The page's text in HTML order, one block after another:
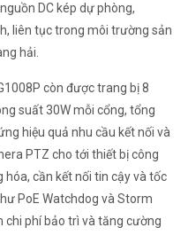
DC kép dự phòng,
liên tục trong môi trường sản
hải.
còn được trang bị 8
suất 30W mỗi cổng, tổng
hiệu quả nhu cầu kết nối và
PTZ cho tới thiết bị công
cần kết nối tin cậy và tốc
PoE Watchdog và Storm
chi phí bảo trì và tăng cường